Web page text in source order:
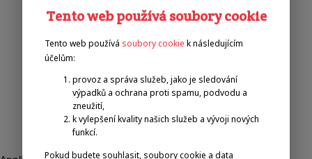
Tento web používá soubory cookie
Tento web používá soubory cookie k následujícím
účelům:
provoz a správa služeb, jako je sledování
výpadků a ochrana proti spamu, podvodu a
zneužití,
k vylepšení kvality našich služeb a vývoji nových
funkcí.
Pokud budete souhlasit, soubory cookie a data